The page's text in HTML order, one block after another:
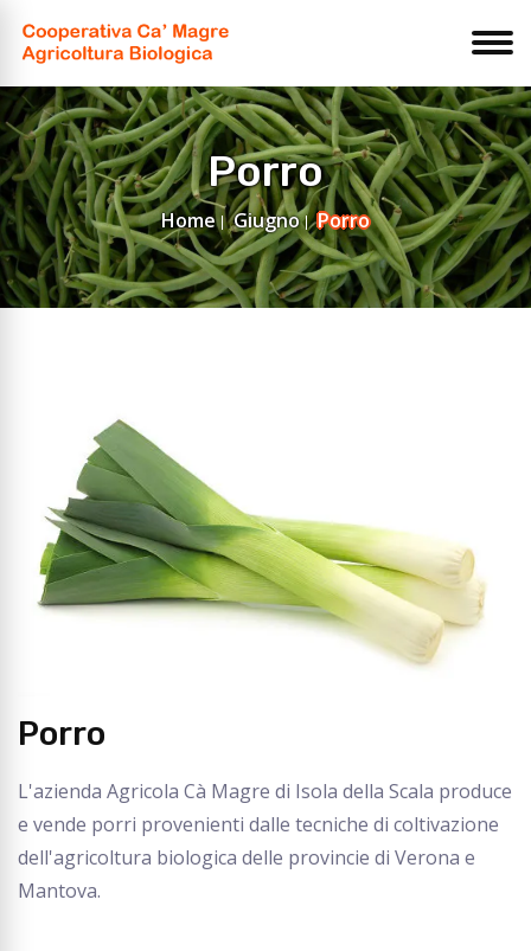
Porro
Home Giugno Porro
Porro
L'azienda Agricola Cà Magre di Isola della Scala produce
e vende porri provenienti dalle tecniche di coltivazione
dell'agricoltura biologica delle provincie di Verona e
Mantova.